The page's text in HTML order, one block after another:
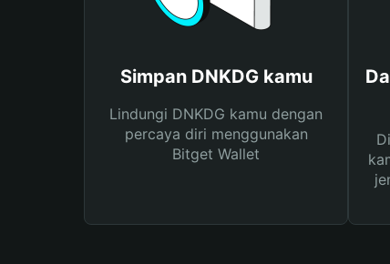
Simpan DNKDG kamu
Lindungi DNKDG kamu dengan
percaya diri menggunakan
Bitget Wallet